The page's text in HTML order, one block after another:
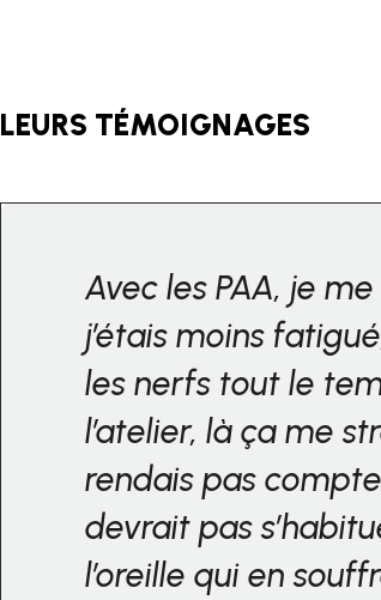
LEURS TÉMOIGNAGES
Avec les PAA, je
j’étais moins
les nerfs tout le
l’atelier, là ça me
rendais pas
devrait pas
l’oreille qui en